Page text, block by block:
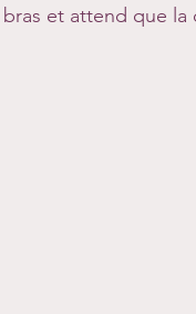
et attend que